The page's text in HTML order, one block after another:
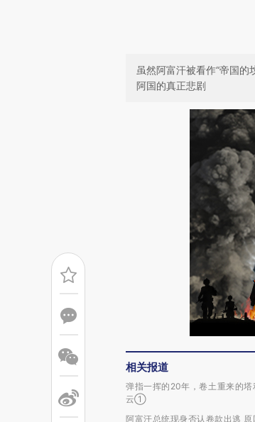
虽然阿富汗被看作“帝国
阿国的真正悲剧
相关报道
弹指一挥的20年，卷土重来的
云①
阿富汗总统现身否认卷款出逃